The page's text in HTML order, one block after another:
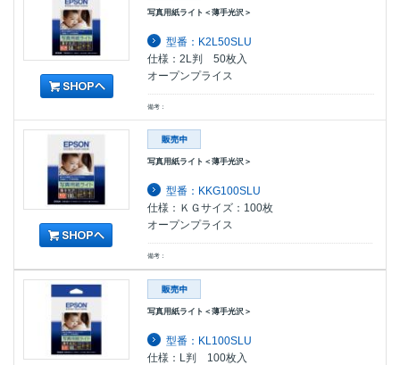
写真用紙ライト＜薄手光沢＞
型番：K2L50SLU
仕様：2L判 50枚入
オープンプライス
備考：
写真用紙ライト＜薄手光沢＞
型番：KKG100SLU
仕様：ＫＧサイズ：100枚
オープンプライス
備考：
写真用紙ライト＜薄手光沢＞
型番：KL100SLU
仕様：L判 100枚入